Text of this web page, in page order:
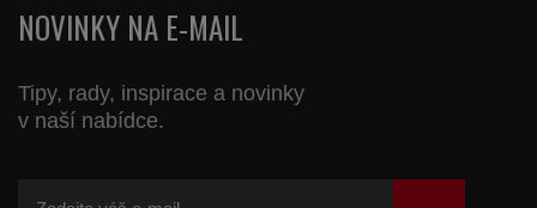
NOVINKY NA E-MAIL
Tipy, rady, inspirace a novinky
v naší nabídce.